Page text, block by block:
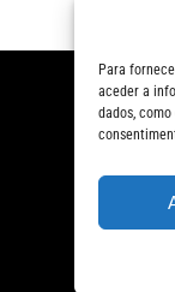
Para
aceder a
dados,